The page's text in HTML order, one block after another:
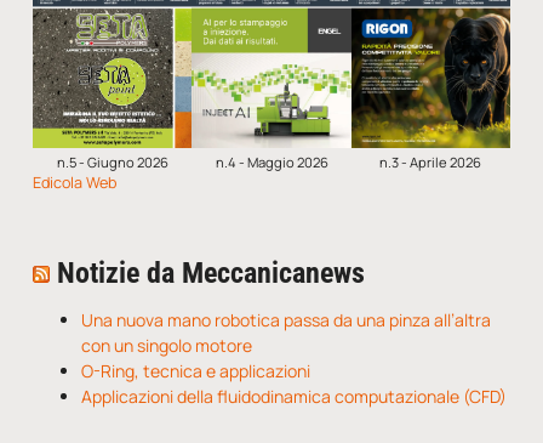
n.5 - Giugno 2026 n.4 - Maggio 2026 n.3 - Aprile 2026
Edicola Web
Notizie da Meccanicanews
Una nuova mano robotica passa da una pinza all’altra
con un singolo motore
O-Ring, tecnica e applicazioni
Applicazioni della fluidodinamica computazionale (CFD)